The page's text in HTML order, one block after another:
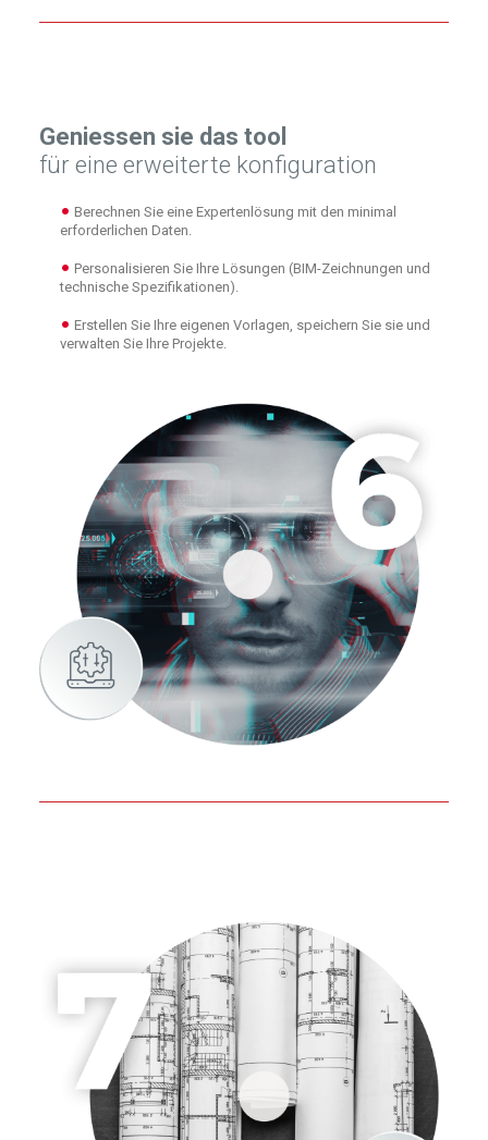
Geniessen sie das tool
für eine erweiterte konfiguration
Berechnen Sie eine Expertenlösung mit den minimal
erforderlichen Daten.
Personalisieren Sie Ihre Lösungen (BIM-Zeichnungen und
technische Spezifikationen).
Erstellen Sie Ihre eigenen Vorlagen, speichern Sie sie und
verwalten Sie Ihre Projekte.